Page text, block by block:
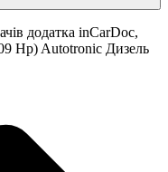
додатка inCarDoc,
Hp) Autotronic Дизель